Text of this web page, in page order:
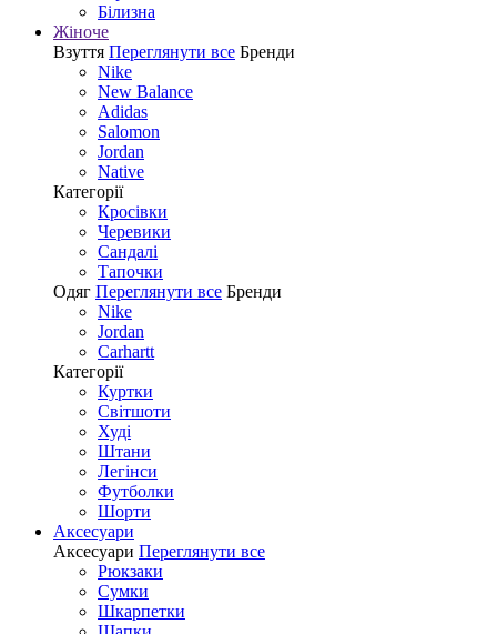
Білизна
Жіноче
Взуття Переглянути все Бренди
Nike
New Balance
Adidas
Salomon
Jordan
Native
Категорії
Кросівки
Черевики
Сандалі
Tапочки
Одяг Переглянути все Бренди
Nike
Jordan
Carhartt
Категорії
Куртки
Світшоти
Худі
Штани
Легінси
Футболки
Шорти
Аксесуари
Аксесуари Переглянути все
Рюкзаки
Сумки
Шкарпетки